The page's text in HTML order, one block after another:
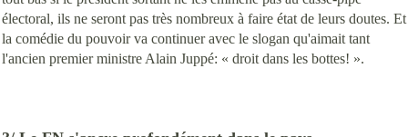
électoral, ils ne seront pas très nombreux à faire état de leurs doutes. Et
la comédie du pouvoir va continuer avec le slogan qu'aimait tant
l'ancien premier ministre Alain Juppé: « droit dans les bottes! ».